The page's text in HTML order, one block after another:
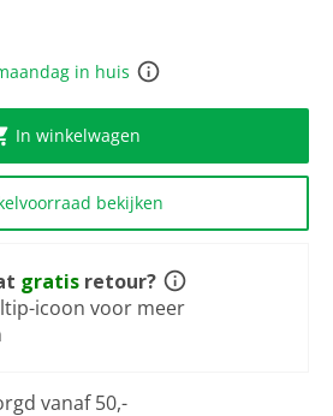
in huis
In winkelwagen
bekijken
gratis retour?
icoon voor meer
vanaf 50,-